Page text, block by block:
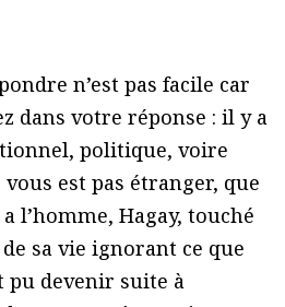
n’est pas facile car
dans votre réponse : il y a
politique, voire
est pas étranger, que
l’homme, Hagay, touché
sa vie ignorant ce que
pu devenir suite à